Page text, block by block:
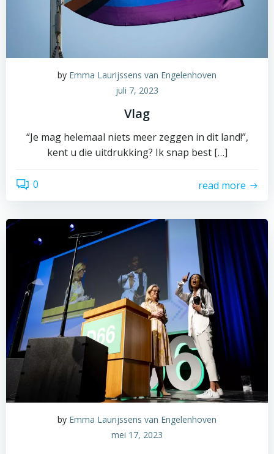
by Emma Laurijssens van Engelenhoven
juli 7, 2023
Vlag
“Je mag helemaal niets meer zeggen in dit land!”,
kent u die uitdrukking? Ik snap best […]
0 read more
by Emma Laurijssens van Engelenhoven
mei 17, 2023